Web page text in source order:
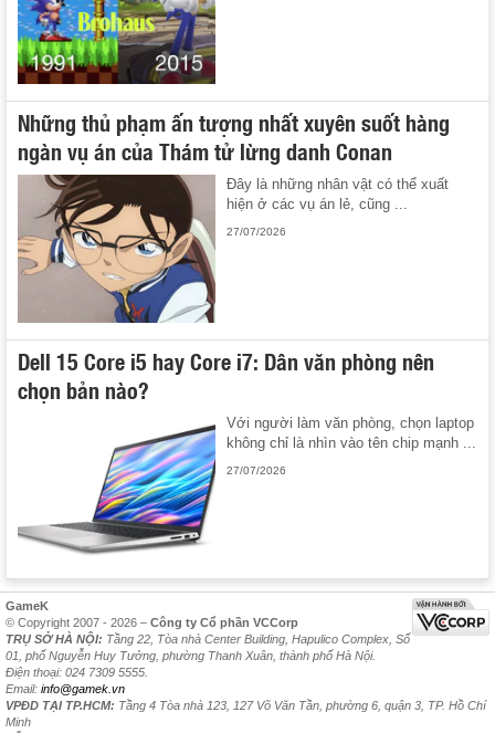
Những thủ phạm ấn tượng nhất xuyên suốt hàng
ngàn vụ án của Thám tử lừng danh Conan
Đây là những nhân vật có thể xuất
hiện ở các vụ án lẻ, cũng ...
27/07/2026
Dell 15 Core i5 hay Core i7: Dân văn phòng nên
chọn bản nào?
Với người làm văn phòng, chọn laptop
không chỉ là nhìn vào tên chip mạnh ...
27/07/2026
GameK
© Copyright 2007 - 2026 – Công ty Cổ phần VCCorp
TRỤ SỞ HÀ NỘI: Tầng 22, Tòa nhà Center Building, Hapulico Complex, Số
01, phố Nguyễn Huy Tưởng, phường Thanh Xuân, thành phố Hà Nội.
Điện thoại: 024 7309 5555.
Email: info@gamek.vn
VPĐD TẠI TP.HCM: Tầng 4 Tòa nhà 123, 127 Võ Văn Tần, phường 6, quận 3, TP. Hồ Chí
Minh